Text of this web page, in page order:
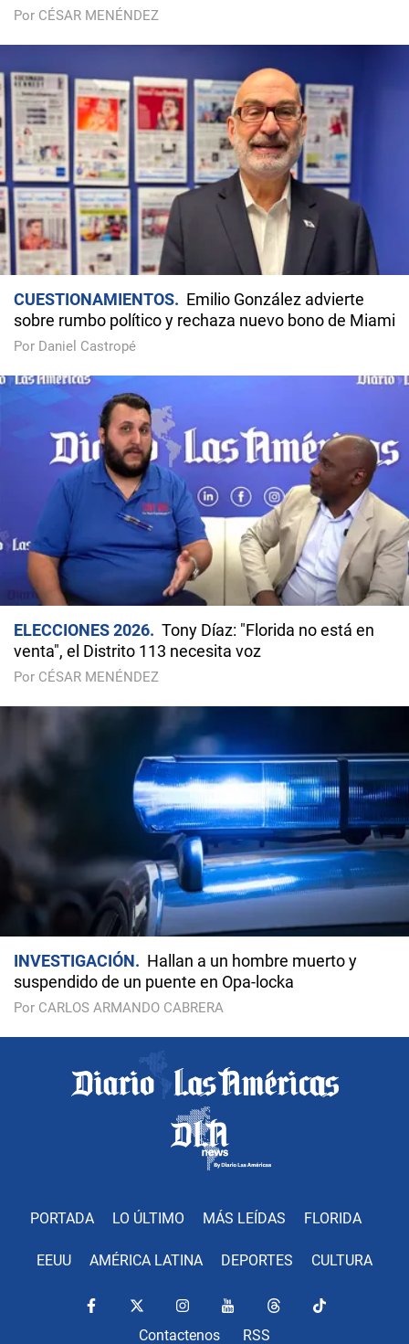
Por CÉSAR MENÉNDEZ
CUESTIONAMIENTOS
Emilio González advierte
sobre rumbo político y rechaza nuevo bono de Miami
Por Daniel Castropé
ELECCIONES 2026
Tony Díaz: "Florida no está en
venta", el Distrito 113 necesita voz
Por CÉSAR MENÉNDEZ
INVESTIGACIÓN
Hallan a un hombre muerto y
suspendido de un puente en Opa-locka
Por CARLOS ARMANDO CABRERA
PORTADA LO ÚLTIMO MÁS LEÍDAS FLORIDA
EEUU AMÉRICA LATINA DEPORTES CULTURA
Contactenos RSS